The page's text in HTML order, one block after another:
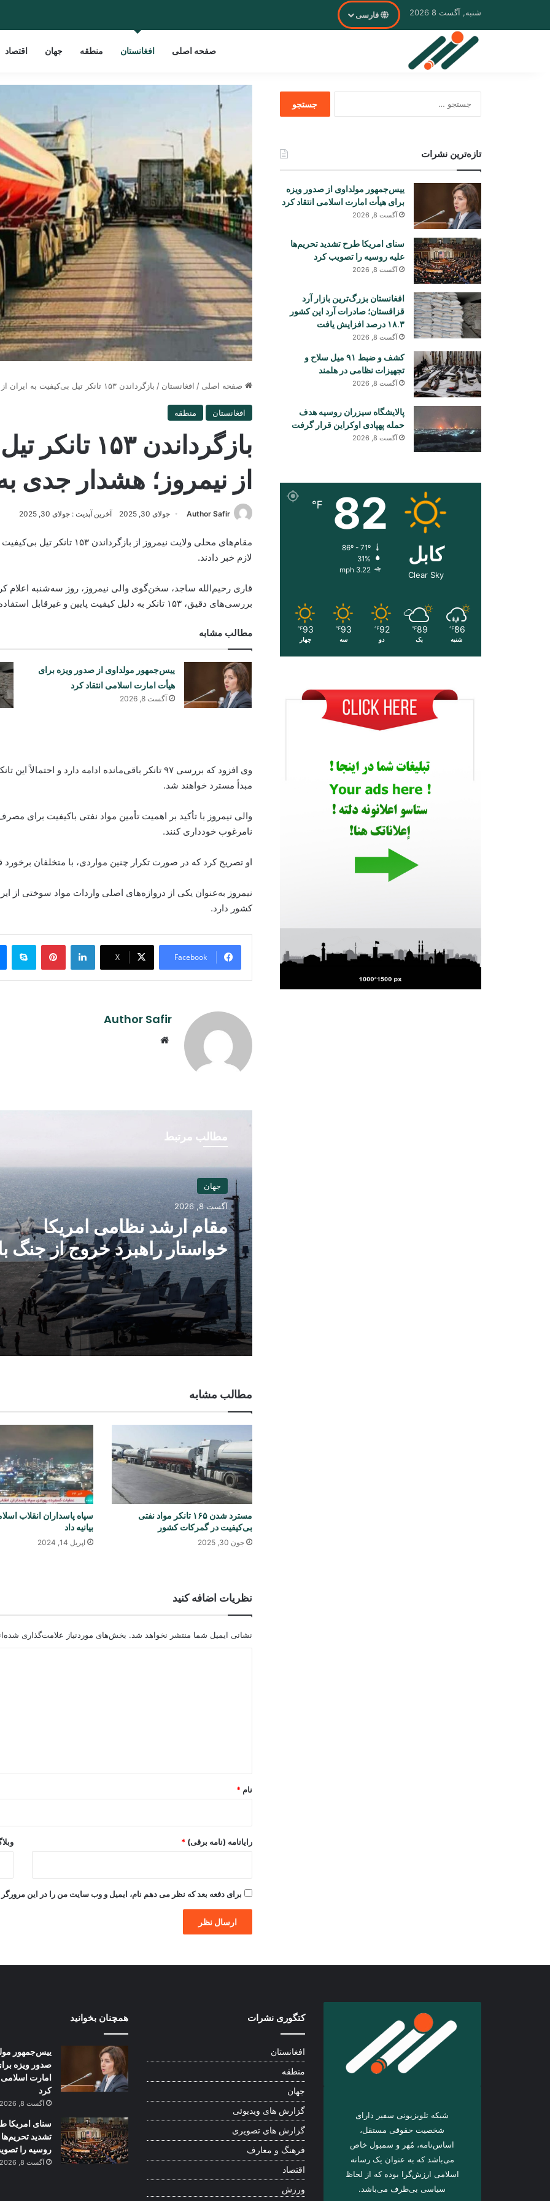
شنبه, آگست 8 2026 فارسی
صفحه اصلی افغانستان منطقه جهان اقتصاد
صفحه اصلی / افغانستان / بازگرداندن ۱۵۳ تانکر تیل بی‌کیفیت به ایران از نیمروز؛ هشدار جدی به تاجران
افغانستان منطقه
بازگرداندن
از نیمروز؛ هشدار جدی
Author Safir جولای 30, 2025 آخرین آپدیت : جولای 30, 2025
مقام‌های محلی ولایت نیمروز
لازم خبر دادند.
بررسی‌های دقیق، ۱۵۳ تانکر به دلیل کیفیت پایین و غیرقابل استفاده بودن به ایران بازگردانده شده‌اند.
مطالب مشابه
ییس‌جمهور مولداوی از صدور ویزه برای
هیأت امارت اسلامی انتقاد کرد
آگست 8, 2026
وی افزود که بررسی ۹۷ تانکر باقی‌مانده ادامه دارد و
مبدأ مسترد خواهند شد.
والی نیمروز با تأکید بر اهمیت تأمین مواد نفتی باکیفیت برای
نامرغوب خودداری کنند.
او تصریح کرد که در صورت تکرار چنین مواردی، با متخلفان
نیمروز به‌عنوان یکی از دروازه‌های اصلی واردات مواد سوختی از
کشور دارد.
Facebook
X
LinkedIn
Pinterest
Author Safir
مطالب مرتبط
جهان
آگست 8, 2026
مقام ارشد نظامی امریکا
خواستار راهبرد خروج از جنگ
ایران شد
مطالب مشابه
مسترد شدن ۱۶۵ تانکر مواد نفتی
بی‌کیفیت در گمرکات کشور
جون 30, 2025
سپاه پاسداران انقلاب
بیانیه داد
اپریل 14, 2024
نظریات اضافه کنید
نشانی ایمیل شما منتشر نخواهد شد. بخش‌های موردنیاز علامت‌گذاری
نام *
رایانامه (نامه برقی) *
برای دفعه بعد که نظر می دهم نام، ایمیل و وب سایت من را در این مرورگر
تازه‌ترین نشرات
ییس‌جمهور مولداوی از صدور ویزه
برای هیأت امارت اسلامی انتقاد کرد
آگست 8, 2026
سنای امریکا طرح تشدید تحریم‌ها
علیه روسیه را تصویب کرد
آگست 8, 2026
افغانستان بزرگ‌ترین بازار آرد
قزاقستان؛ صادرات آرد این کشور
۱۸.۳ درصد افزایش یافت
آگست 8, 2026
کشف و ضبط ۹۱ میل سلاح و
تجهیزات نظامی در هلمند
آگست 8, 2026
پالایشگاه سیزران روسیه هدف
حمله پهپادی اوکراین قرار گرفت
آگست 8, 2026
کابل
Clear Sky
82
℉
31%
3.22 mph
86
℉
شنبه
89
℉
یک
92
℉
دو
93
℉
سه
93
℉
چهار
شبکه تلویزیونی سفیر دارای
شخصیت حقوقی مستقل،
اساس‌نامه، مُهر و سمبول خاص
می‌باشد که به عنوان یک رسانه
اسلامی ارزش‌گرا بوده که از لحاظ
سیاسی بی‌طرف می‌باشد.
کتگوری نشرات
افغانستان
منطقه
جهان
گزارش های ویدیوئی
گزارش های تصویری
فرهنگ و معارف
اقتصاد
ورزش
همچنان بخوانید
ییس‌جمهور
صدور ویزه
امارت اسلامی
کرد
آگست 8, 2026
سنای امریکا
تشدید تحریم‌ها
روسیه را
آگست 8, 2026